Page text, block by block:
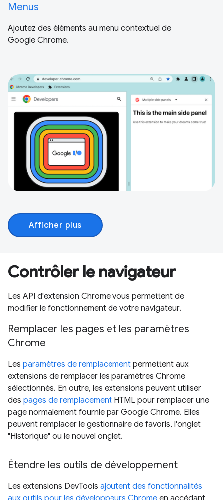
Menus
Ajoutez des éléments au menu contextuel de
Google Chrome.
Afficher plus
Contrôler le navigateur
Les API d'extension Chrome vous permettent de
modifier le fonctionnement de votre navigateur.
Remplacer les pages et les paramètres
Chrome
Les paramètres de remplacement permettent aux
extensions de remplacer les paramètres Chrome
sélectionnés. En outre, les extensions peuvent utiliser
des pages de remplacement HTML pour remplacer une
page normalement fournie par Google Chrome. Elles
peuvent remplacer le gestionnaire de favoris, l'onglet
"Historique" ou le nouvel onglet.
Étendre les outils de développement
Les extensions DevTools ajoutent des fonctionnalités